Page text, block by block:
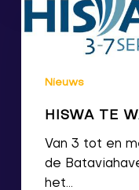
Nieuws
HISWA TE
Van 3 tot en
de
het…